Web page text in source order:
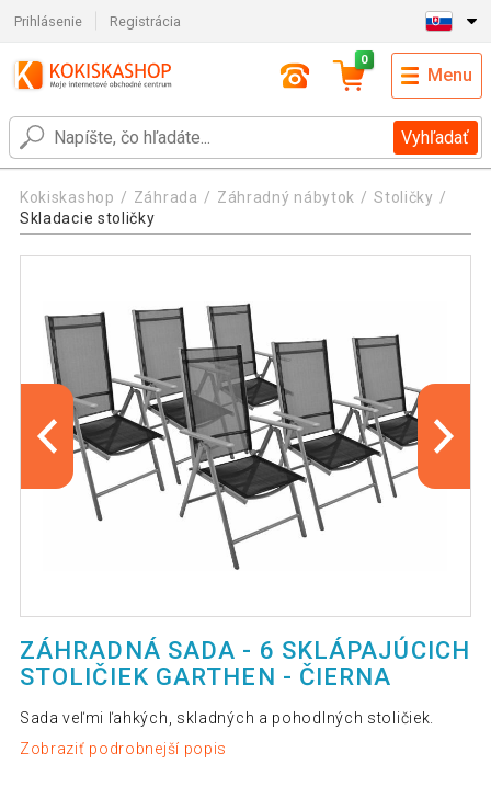
Prihlásenie Registrácia
Vyhľadať
0
Menu
Kokiskashop Záhrada Záhradný nábytok
Stoličky
Skladacie stoličky
ZÁHRADNÁ SADA - 6 SKLÁPAJÚCICH
STOLIČIEK GARTHEN - ČIERNA
Sada veľmi ľahkých, skladných a pohodlných stoličiek.
Zobraziť podrobnejší popis